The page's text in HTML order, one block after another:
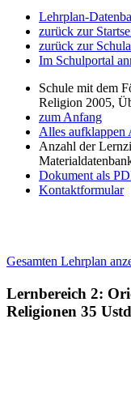
Lehrplan-
zurück zur
zurück zur
Im Schulportal
Schule mit dem
Religion 2005,
zum Anfang
Alles aufklappen
Anzahl der
Dokument als
Kontaktformular
Gesamten Lehrplan
Lernbereich 2:
Religionen 35